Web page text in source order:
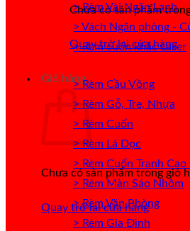
Chưa có sản phẩm
Quay trở lại cửa hàng
Giỏ hàng
Chưa có sản phẩm trong giỏ
Quay trở lại cửa hàng
> Rèm Vải Ngăn Lạnh
> Vách Ngăn phòng -
> Rèm cuốn khắc Laser
> Rèm Cầu Vồng
> Rèm Gỗ, Tre, Nhựa
> Rèm Cuốn
> Rèm Lá Dọc
> Rèm Cuốn Tranh Cao
> Rèm Màn Sáo Nhôm
> Rèm Văn Phòng
> Rèm Gia Đình